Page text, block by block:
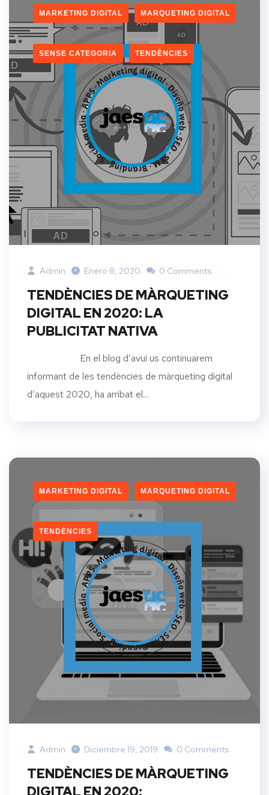
MARKETING DIGITAL MARQUETING DIGITAL
SENSE CATEGORIA TENDÈNCIES
Admin Enero 8, 2020 0 Comments
TENDÈNCIES DE MÀRQUETING
DIGITAL EN 2020: LA
PUBLICITAT NATIVA
En el blog d’avui us continuarem
informant de les tendències de màrqueting digital
d’aquest 2020, ha arribat el...
MARKETING DIGITAL MARQUETING DIGITAL
TENDÈNCIES
Admin Diciembre 19, 2019 0 Comments
TENDÈNCIES DE MÀRQUETING